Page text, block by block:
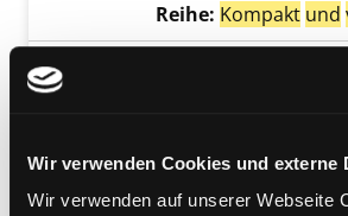
Wir verwenden Cookies und externe
Wir verwenden auf unserer Webseite
Reihe: Kompakt und
Fischarten -
Verfasser: Gilbey,